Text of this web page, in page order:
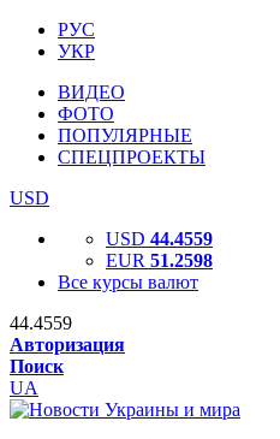
РУС
УКР
ВИДЕО
ФОТО
ПОПУЛЯРНЫЕ
СПЕЦПРОЕКТЫ
USD
USD 44.4559
EUR 51.2598
Все курсы валют
44.4559
Авторизация
Поиск
UA